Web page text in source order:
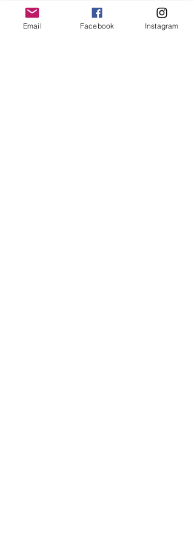
si elles tombent par terre.
Email Facebook Instagram